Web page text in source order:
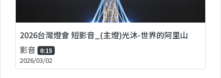
2026台灣燈會 短影音_(主燈)光沐-世界的阿里山
影音 0:15
2026/03/02